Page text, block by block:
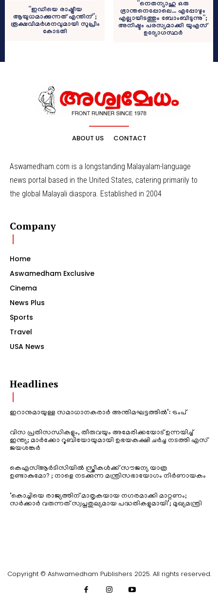
“ഇഡിയെ രാഷ്ട്രീയ
ആയുധമാക്കുന്നത് എന്തിന്”;
രൂക്ഷവിമർശനവുമായി സുപ്രീം
കോടതി
“നെതന്യാഹു ഒരു
ഭ്രാന്തനെപ്പോലെ… എപ്പോഴും
എല്ലായിടത്തും ബോംബിടുന്നു”;
അനിഷ്ടം പരസ്യമാക്കി യുഎസ്
ഉദ്യോഗസ്ഥര്‍
ABOUT US CONTACT
Aswamedham.com is a longstanding Malayalam-language
news portal based in the United States, catering primarily to
the global Malayali diaspora. Established in 2004
Company
Home
Aswamedham Exclusive
Cinema
News Plus
Sports
Travel
USA News
Headlines
ഇറാനുമായുള്ള സമാധാനകരാർ അന്തിമഘട്ടത്തിൽ‌’: ട്രംപ്
വിസ പ്രതിസന്ധികളും, തീരുവയും അമേരിക്കയോട് ഉന്നയിച്ച്
ഇന്ത്യ; മാർക്കോ റൂബിയോയുമായി ഉഭയകക്ഷി ചർച്ച നടത്തി എസ്
ജയശങ്കർ
കെഎസ്ആർടിസിയിൽ സ്ത്രീകൾക്ക് സൗജന്യ യാത്ര
ഉണ്ടാകുമോ? ; നാളെ നടക്കുന്ന മന്ത്രിസഭായോഗം നിർണായകം
‘കൊച്ചിയെ രാജ്യത്തിന് മാതൃകയായ നഗരമാക്കി മാറ്റണം;
സർക്കാർ വരുന്നത് സ്വപ്നതുല്യമായ പദ്ധതികളുമായി’; മുഖ്യമന്ത്രി
Copyright © Ashwamedham Publishers 2025. All rights reserved.